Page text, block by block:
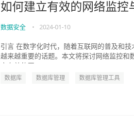
如何建立有效的网络监控
数据安全 • 2024-01-10
引言 在数字化时代，随着互联网的普及和
越来越重要的话题。本文将探讨网络监控和
数据库 数据库管理 数据库管理工具